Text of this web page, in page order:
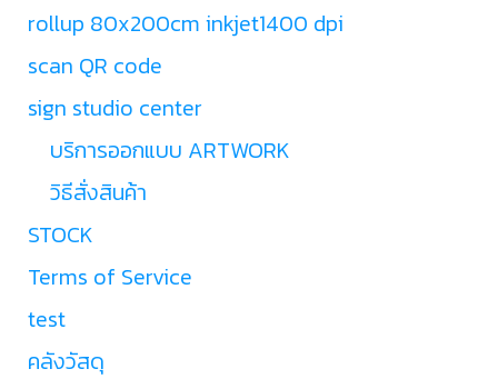
rollup 80x200cm inkjet1400 dpi
scan QR code
sign studio center
บริการออกแบบ ARTWORK
วิธีสั่งสินค้า
STOCK
Terms of Service
test
คลังวัสดุ